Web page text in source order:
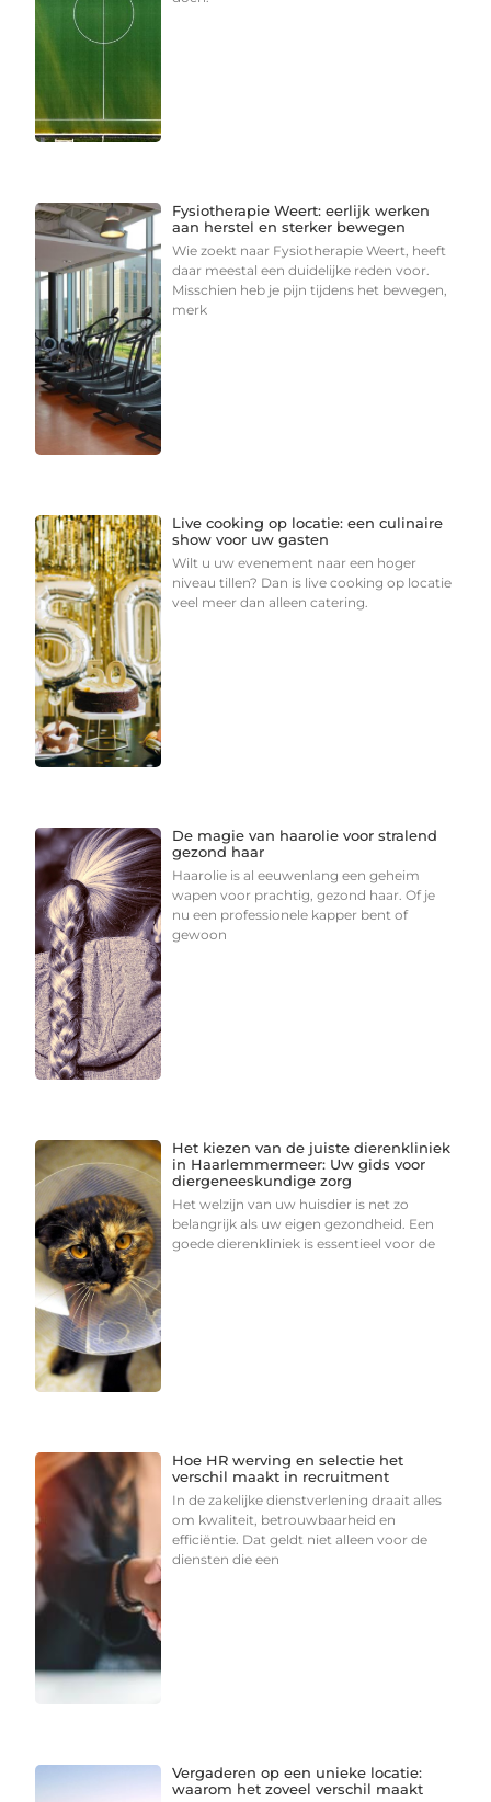
Fysiotherapie Weert: eerlijk werken
aan herstel en sterker bewegen
Wie zoekt naar Fysiotherapie Weert, heeft
daar meestal een duidelijke reden voor.
Misschien heb je pijn tijdens het bewegen,
merk
Live cooking op locatie: een culinaire
show voor uw gasten
Wilt u uw evenement naar een hoger
niveau tillen? Dan is live cooking op locatie
veel meer dan alleen catering.
De magie van haarolie voor stralend
gezond haar
Haarolie is al eeuwenlang een geheim
wapen voor prachtig, gezond haar. Of je
nu een professionele kapper bent of
gewoon
Het kiezen van de juiste dierenkliniek
in Haarlemmermeer: Uw gids voor
diergeneeskundige zorg
Het welzijn van uw huisdier is net zo
belangrijk als uw eigen gezondheid. Een
goede dierenkliniek is essentieel voor de
Hoe HR werving en selectie het
verschil maakt in recruitment
In de zakelijke dienstverlening draait alles
om kwaliteit, betrouwbaarheid en
efficiëntie. Dat geldt niet alleen voor de
diensten die een
Vergaderen op een unieke locatie:
waarom het zoveel verschil maakt